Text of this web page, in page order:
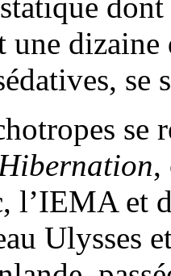
une
,
l’IEMA et
Ulysses